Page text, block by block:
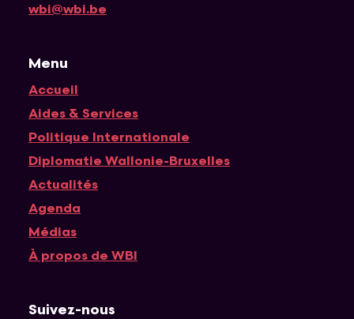
wbi@wbi.be
Menu
Accueil
Navigation principale
Aides & Services
Politique Internationale
Diplomatie Wallonie-Bruxelles
Actualités
Agenda
Médias
À propos de WBI
Suivez-nous